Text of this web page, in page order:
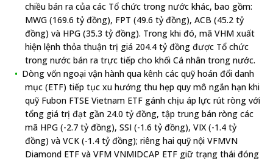
chiều bán ra của các Tổ chức trong nước khác, bao gồm:
MWG (169.6 tỷ đồng), FPT (49.6 tỷ đồng), ACB (45.2 tỷ
đồng) và HPG (35.3 tỷ đồng). Trong khi đó, mã VHM xuất
hiện lệnh thỏa thuận trị giá 204.4 tỷ đồng được Tổ chức
trong nước bán ra trực tiếp cho khối Cá nhân trong nước.
Dòng vốn ngoại vận hành qua kênh các quỹ hoán đổi danh
mục (ETF) tiếp tục xu hướng thu hẹp quy mô ngắn hạn khi
quỹ Fubon FTSE Vietnam ETF gánh chịu áp lực rút ròng với
tổng giá trị đạt gần 24.0 tỷ đồng, tập trung bán ròng các
mã HPG (-2.7 tỷ đồng), SSI (-1.6 tỷ đồng), VIX (-1.4 tỷ
đồng) và VCK (-1.4 tỷ đồng); riêng hai quỹ nội VFMVN
Diamond ETF và VFM VNMIDCAP ETF giữ trạng thái đóng